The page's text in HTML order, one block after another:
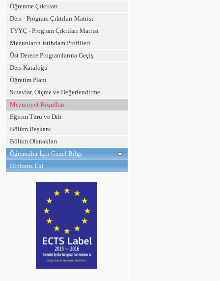
Öğrenme Çıktıları
Ders - Program Çıktıları Matrisi
TYYÇ - Program Çıktıları Matrisi
Mezunların İstihdam Profilleri
Üst Derece Programlarına Geçiş
Ders Kataloğu
Öğretim Planı
Sınavlar, Ölçme ve Değerlendirme
Mezuniyet Koşulları
Eğitim Türü ve Dili
Bölüm Başkanı
Bölüm Olanakları
Öğrenciler İçin Genel Bilgi
Diploma Eki